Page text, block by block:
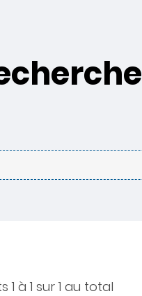
1 à 1 sur 1 au total